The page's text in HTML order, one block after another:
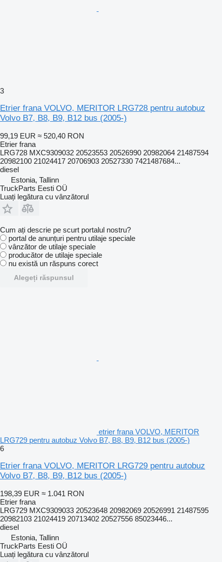
3
Etrier frana VOLVO, MERITOR LRG728 pentru autobuz
Volvo B7, B8, B9, B12 bus (2005-)
99,19 EUR ≈ 520,40 RON
Etrier frana
LRG728 MXC9309032 20523553 20526990 20982064 21487594
20982100 21024417 20706903 20527330 7421487684...
diesel
Estonia, Tallinn
TruckParts Eesti OÜ
Luați legătura cu vânzătorul
Cum ați descrie pe scurt portalul nostru?
portal de anunțuri pentru utilaje speciale
vânzător de utilaje speciale
producător de utilaje speciale
nu există un răspuns corect
Alegeți răspunsul
etrier frana VOLVO, MERITOR
LRG729 pentru autobuz Volvo B7, B8, B9, B12 bus (2005-)
6
Etrier frana VOLVO, MERITOR LRG729 pentru autobuz
Volvo B7, B8, B9, B12 bus (2005-)
198,39 EUR ≈ 1.041 RON
Etrier frana
LRG729 MXC9309033 20523648 20982069 20526991 21487595
20982103 21024419 20713402 20527556 85023446...
diesel
Estonia, Tallinn
TruckParts Eesti OÜ
Luați legătura cu vânzătorul